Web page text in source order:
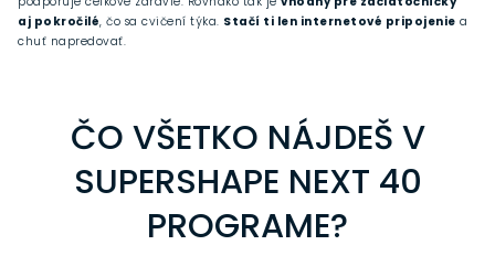
aj pokročilé, čo sa cvičení týka. Stačí ti len internetové pripojenie a
chuť napredovať.
ČO VŠETKO NÁJDEŠ V
SUPERSHAPE NEXT 40
PROGRAME?